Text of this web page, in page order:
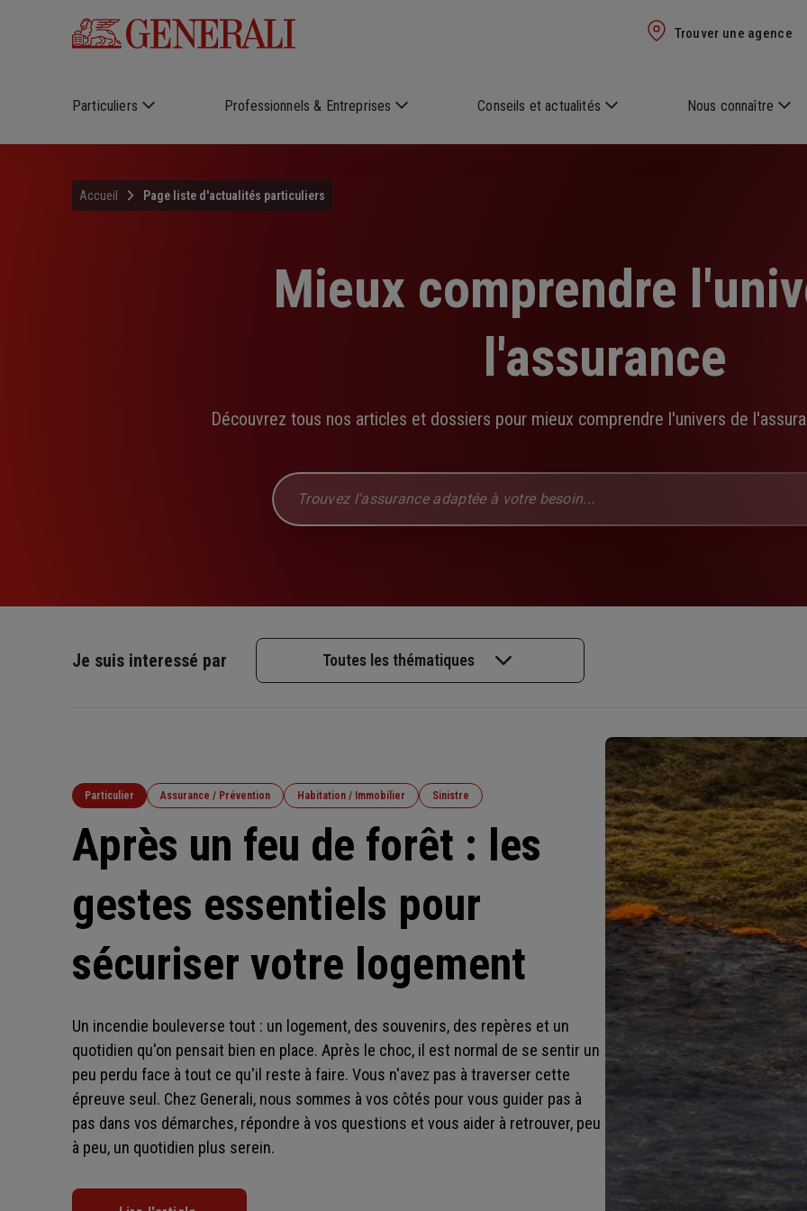
Trouver une agence
Particuliers Professionnels & Entreprises Conseils et actualités Nous connaître
Accueil Page liste d'actualités particuliers
Mieux comprendre
l'assurance
Découvrez tous nos articles et dossiers pour mieux comprendre l'univers de
Chercher dans le site
Je suis interessé par Toutes les thématiques
Particulier Assurance / Prévention Habitation / Immobilier Sinistre
Après un feu de forêt : les
gestes essentiels pour
sécuriser votre logement
Un incendie bouleverse tout : un logement, des souvenirs, des repères et un
quotidien qu'on pensait bien en place. Après le choc, il est normal de se sentir un
peu perdu face à tout ce qu'il reste à faire. Vous n'avez pas à traverser cette
épreuve seul. Chez Generali, nous sommes à vos côtés pour vous guider pas à
pas dans vos démarches, répondre à vos questions et vous aider à retrouver, peu
à peu, un quotidien plus serein.